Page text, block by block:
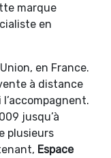
marque
en
en France.
à distance
jusqu’à
plusieurs
Espace